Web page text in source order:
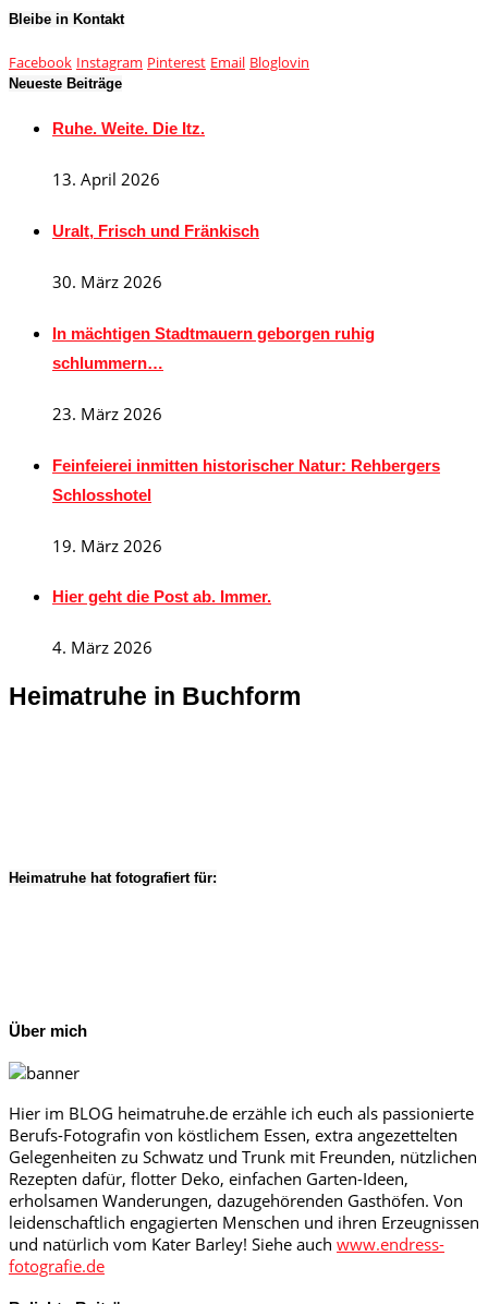
Bleibe in Kontakt
Facebook Instagram Pinterest Email Bloglovin
Neueste Beiträge
Ruhe. Weite. Die Itz.
13. April 2026
Uralt, Frisch und Fränkisch
30. März 2026
In mächtigen Stadtmauern geborgen ruhig
schlummern…
23. März 2026
Feinfeierei inmitten historischer Natur: Rehbergers
Schlosshotel
19. März 2026
Hier geht die Post ab. Immer.
4. März 2026
Heimatruhe in Buchform
Heimatruhe hat fotografiert für:
Über mich
Hier im BLOG heimatruhe.de erzähle ich euch als passionierte
Berufs-Fotografin von köstlichem Essen, extra angezettelten
Gelegenheiten zu Schwatz und Trunk mit Freunden, nützlichen
Rezepten dafür, flotter Deko, einfachen Garten-Ideen,
erholsamen Wanderungen, dazugehörenden Gasthöfen. Von
leidenschaftlich engagierten Menschen und ihren Erzeugnissen
und natürlich vom Kater Barley! Siehe auch www.endress-
fotografie.de